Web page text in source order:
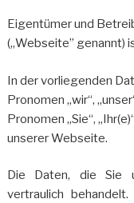
Eigentümer und
(„Webseite” genannt)
In der vorliegenden
Pronomen „wir“,
Pronomen „Sie“,
unserer Webseite.
Die Daten, die Sie
vertraulich